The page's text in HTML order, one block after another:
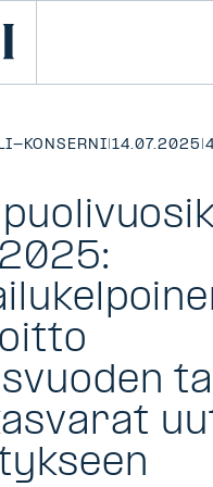
KONSERNI|14.07.2025 |